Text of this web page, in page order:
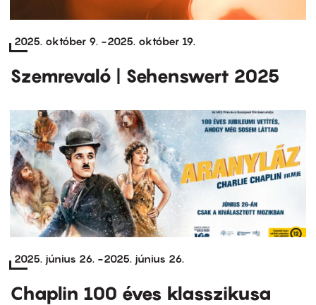
2025. október 9. -2025. október 19.
Szemrevaló | Sehenswert 2025
2025. június 26. -2025. június 26.
Chaplin 100 éves klasszikusa